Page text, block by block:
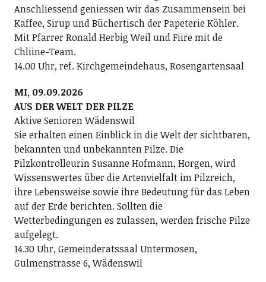
Anschliessend geniessen wir das Zusammensein bei
Kaffee, Sirup und Büchertisch der Papeterie Köhler.
Mit Pfarrer Ronald Herbig Weil und Fiire mit de
Chliine-Team.
14.00 Uhr, ref. Kirchgemeindehaus, Rosengartensaal
MI, 09.09.2026
AUS DER WELT DER PILZE
Aktive Senioren Wädenswil
Sie erhalten einen Einblick in die Welt der sichtbaren,
bekannten und unbekannten Pilze. Die
Pilzkontrolleurin Susanne Hofmann, Horgen, wird
Wissenswertes über die Artenvielfalt im Pilzreich,
ihre Lebensweise sowie ihre Bedeutung für das Leben
auf der Erde berichten. Sollten die
Wetterbedingungen es zulassen, werden frische Pilze
aufgelegt.
14.30 Uhr, Gemeinderatssaal Untermosen,
Gulmenstrasse 6, Wädenswil